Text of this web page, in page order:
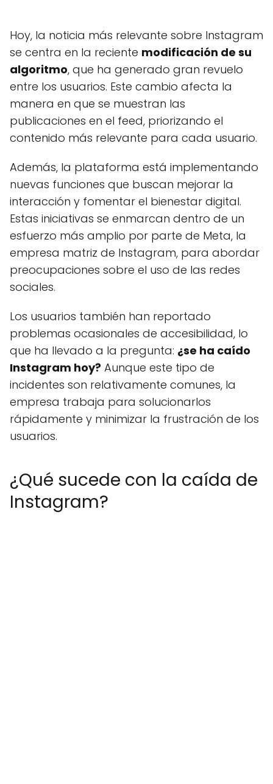
Hoy, la noticia más relevante sobre Instagram
se centra en la reciente modificación de su
algoritmo, que ha generado gran revuelo
entre los usuarios. Este cambio afecta la
manera en que se muestran las
publicaciones en el feed, priorizando el
contenido más relevante para cada usuario.
Además, la plataforma está implementando
nuevas funciones que buscan mejorar la
interacción y fomentar el bienestar digital.
Estas iniciativas se enmarcan dentro de un
esfuerzo más amplio por parte de Meta, la
empresa matriz de Instagram, para abordar
preocupaciones sobre el uso de las redes
sociales.
Los usuarios también han reportado
problemas ocasionales de accesibilidad, lo
que ha llevado a la pregunta: ¿se ha caído
Instagram hoy? Aunque este tipo de
incidentes son relativamente comunes, la
empresa trabaja para solucionarlos
rápidamente y minimizar la frustración de los
usuarios.
¿Qué sucede con la caída de
Instagram?